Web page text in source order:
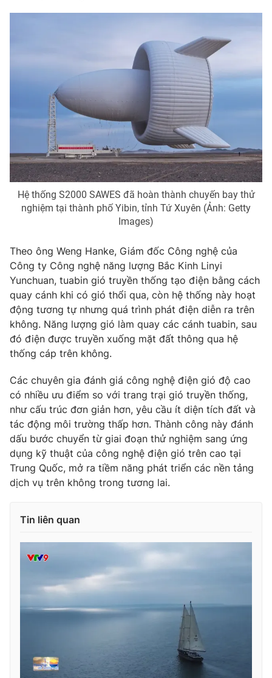
Giao lưu trực tuyến
Chuyên mục khác
Emagazine Podcast
Photo Infographic
Video Shorts video
VTV Thể thao
VTV Sức khoẻ Bất động sản
Thị trường 24h Tấm lòng Việt
VTV4 Vươn mình bằng AI
Liên hệ tòa soạn English
THỜI BÁO VTV
Theo dõi báo trên
Cơ quan chủ quản:
Thời báo VTV
Giấy phép hoạt động báo in và báo điện tử số 483/GP-BTTTT
cấp ngày 29/12/2023
Vũ Thanh Thủy
Nguyễn Thị Mỹ Hạnh, Phạm Quốc Thắng,
Tổng đài VTV: 024.38 355 931 - 024.38 355 932
Hệ thống S2000 SAWES đã hoàn thành chuyến bay thử
nghiệm tại thành phố Yibin, tỉnh Tứ Xuyên (Ảnh: Getty
Images)
Theo ông Weng Hanke, Giám đốc Công nghệ của
Công ty Công nghệ năng lượng Bắc Kinh Linyi
Yunchuan, tuabin gió truyền thống tạo điện bằng cách
quay cánh khi có gió thổi qua, còn hệ thống này hoạt
động tương tự nhưng quá trình phát điện diễn ra trên
không. Năng lượng gió làm quay các cánh tuabin, sau
đó điện được truyền xuống mặt đất thông qua hệ
thống cáp trên không.
Các chuyên gia đánh giá công nghệ điện gió độ cao
có nhiều ưu điểm so với trang trại gió truyền thống,
như cấu trúc đơn giản hơn, yêu cầu ít diện tích đất và
tác động môi trường thấp hơn. Thành công này đánh
dấu bước chuyển từ giai đoạn thử nghiệm sang ứng
dụng kỹ thuật của công nghệ điện gió trên cao tại
Trung Quốc, mở ra tiềm năng phát triển các nền tảng
dịch vụ trên không trong tương lai.
Tin liên quan